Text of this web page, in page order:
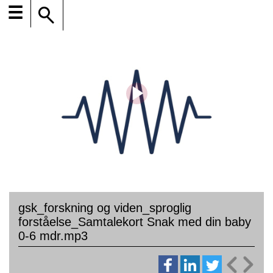
☰
gsk_forskning og viden_sproglig
forståelse_Samtalekort Snak med din baby
0-6 mdr.mp3